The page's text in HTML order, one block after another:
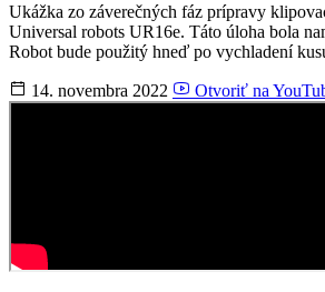
Ukážka zo záverečných fáz prípravy
Universal robots UR16e. Táto úloha bola
Robot bude použitý hneď po vychladení
14. novembra 2022 Otvoriť na